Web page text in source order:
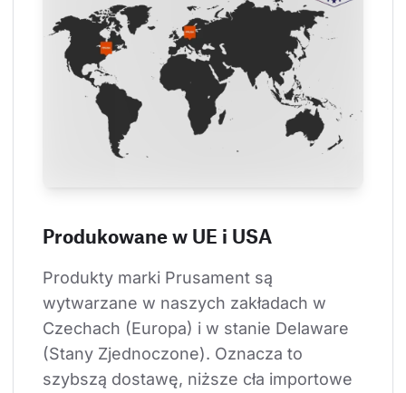
Produkowane w UE i USA
Produkty marki Prusament są
wytwarzane w naszych zakładach w
Czechach (Europa) i w stanie Delaware
(Stany Zjednoczone). Oznacza to
szybszą dostawę, niższe cła importowe